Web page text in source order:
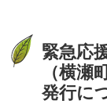
緊急応
（横
発行に